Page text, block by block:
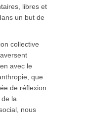
libres et
un but de
collective
avec le
que
de réflexion.
la
nous